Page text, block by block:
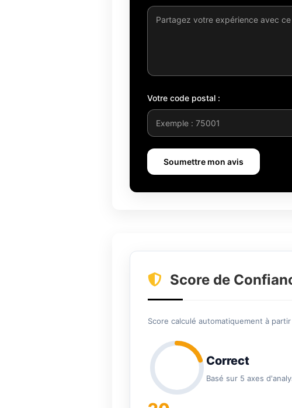
Votre code postal :
Soumettre mon avis
Score de
Score calculé automatiquement à
Correct
Basé sur 5 axes